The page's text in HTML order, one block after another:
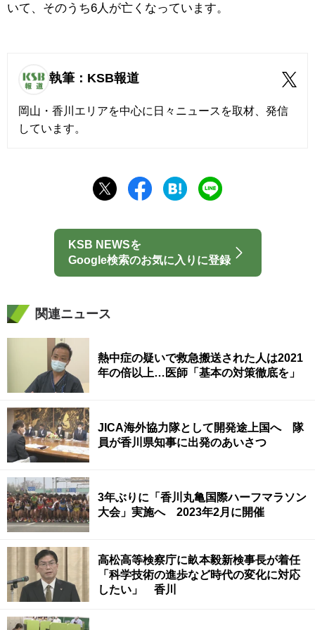
いて、そのうち6人が亡くなっています。
執筆：KSB報道
岡山・香川エリアを中心に日々ニュースを取材、発信
しています。
KSB NEWSを
Google検索のお気に入りに登録
関連ニュース
熱中症の疑いで救急搬送された人は2021
年の倍以上…医師「基本の対策徹底を」
JICA海外協力隊として開発途上国へ 隊
員が香川県知事に出発のあいさつ
3年ぶりに「香川丸亀国際ハーフマラソン
大会」実施へ 2023年2月に開催
高松高等検察庁に畝本毅新検事長が着任
「科学技術の進歩など時代の変化に対応
したい」 香川